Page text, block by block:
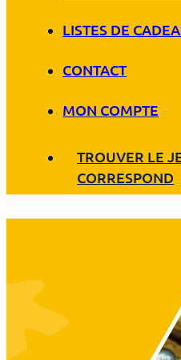
LISTES DE
CONTACT
MON COMPTE
TROUVER LE
CORRESPOND